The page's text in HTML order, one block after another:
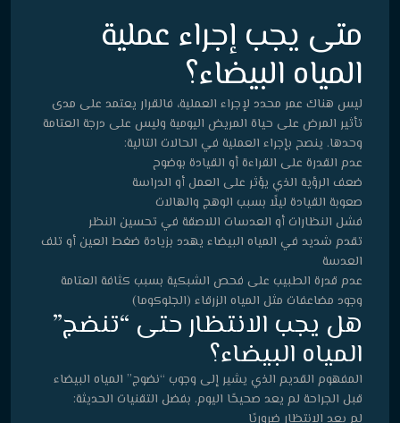
متى يجب إجراء عملية
المياه البيضاء؟
ليس هناك عمر محدد لإجراء العملية، فالقرار يعتمد على مدى
تأثير المرض على حياة المريض اليومية وليس على درجة العتامة
وحدها. ينصح بإجراء العملية في الحالات التالية:
عدم القدرة على القراءة أو القيادة بوضوح
ضعف الرؤية الذي يؤثر على العمل أو الدراسة
صعوبة القيادة ليلًا بسبب الوهج والهالات
فشل النظارات أو العدسات اللاصقة في تحسين النظر
تقدم شديد في المياه البيضاء يهدد بزيادة ضغط العين أو تلف
العدسة
عدم قدرة الطبيب على فحص الشبكية بسبب كثافة العتامة
وجود مضاعفات مثل المياه الزرقاء (الجلوكوما)
هل يجب الانتظار حتى “تنضج”
المياه البيضاء؟
المفهوم القديم الذي يشير إلى وجوب “نضوج” المياه البيضاء
قبل الجراحة لم يعد صحيحًا اليوم. بفضل التقنيات الحديثة: